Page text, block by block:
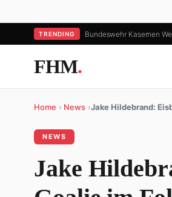
TRENDING Bundeswehr Kasernen
FHM.
Home › News ›Jake Hildebrand:
NEWS
Jake